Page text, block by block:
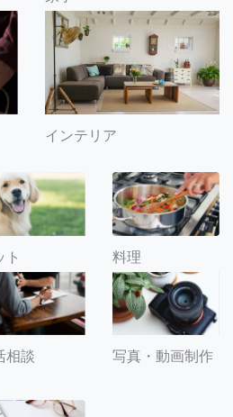
インテリア
ト 料理
相談 写真・動画制作